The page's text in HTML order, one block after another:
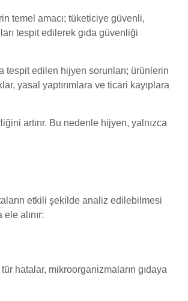
temel amacı; tüketiciye güvenli,
tespit edilerek gıda güvenliği
tespit edilen hijyen sorunları; ürünlerin
yasal yaptırımlara ve ticari kayıplara
artırır. Bu nedenle hijyen, yalnızca
etkili şekilde analiz edilebilmesi
alınır:
hatalar, mikroorganizmaların gıdaya